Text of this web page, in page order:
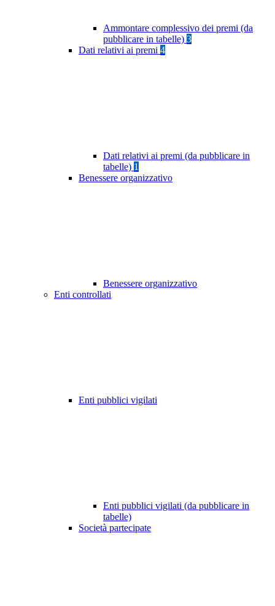
Ammontare complessivo dei premi (da
pubblicare in tabelle) 3
Dati relativi ai premi 4
Dati relativi ai premi (da pubblicare in
tabelle) 1
Benessere organizzativo
Benessere organizzativo
Enti controllati
Enti pubblici vigilati
Enti pubblici vigilati (da pubblicare in
tabelle)
Società partecipate